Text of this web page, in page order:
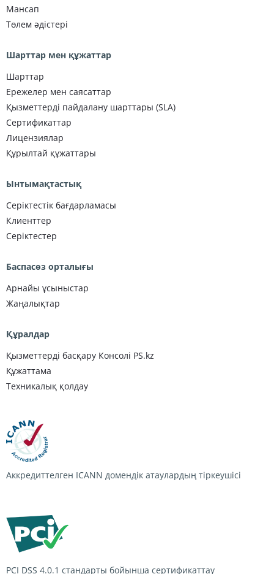
Мансап
Төлем әдістері
Шарттар мен құжаттар
Шарттар
Ережелер мен саясаттар
Қызметтерді пайдалану шарттары (SLA)
Сертификаттар
Лицензиялар
Құрылтай құжаттары
Ынтымақтастық
Серіктестік бағдарламасы
Клиенттер
Серіктестер
Баспасөз орталығы
Арнайы ұсыныстар
Жаңалықтар
Құралдар
Қызметтерді басқару Консолі PS.kz
Құжаттама
Техникалық қолдау
Аккредиттелген ICANN домендік атаулардың тіркеушісі
PCI DSS 4.0.1 стандарты бойынша сертификаттау